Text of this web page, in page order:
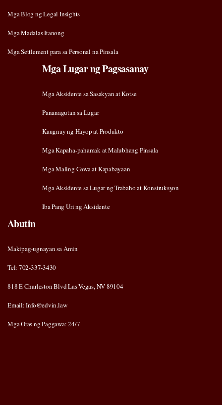
Mga Blog ng Legal Insights
Mga Madalas Itanong
Mga Settlement para sa Personal na Pinsala
Mga Lugar ng Pagsasanay
Mga Aksidente sa Sasakyan at Kotse
Pananagutan sa Lugar
Kaugnay ng Hayop at Produkto
Mga Kapaha-pahamak at Malubhang Pinsala
Mga Maling Gawa at Kapabayaan
Mga Aksidente sa Lugar ng Trabaho at Konstruksyon
Iba Pang Uri ng Aksidente
Abutin
Makipag-ugnayan sa Amin
Tel: 702-337-3430
818 E Charleston Blvd Las Vegas, NV 89104
Email: Info@edvin.law
Mga Oras ng Paggawa: 24/7